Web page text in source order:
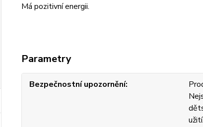
Má pozitivní energii.
Parametry
Bezpečnostní upozornění